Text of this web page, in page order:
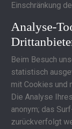
Einschränkung
Analyse-
Beim Besuch
statistisch
mit Cookies und
Die Analyse
anonym; das
zurückverfolgt